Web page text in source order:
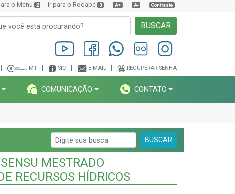
o Menu 2 Ir para o Rodapé 3 A+ A- Contraste
BUSCAR
MT SIC E-MAIL RECUPERAR SENHA
COMUNICAÇÃO CONTATO
BUSCAR
MESTRADO
RECURSOS HÍDRICOS